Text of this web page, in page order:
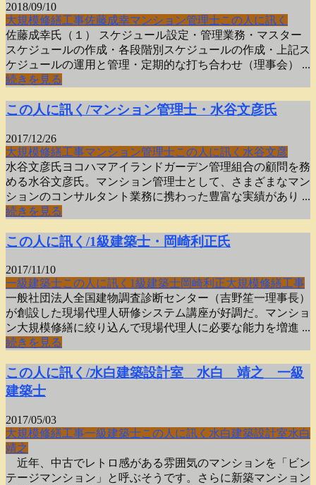
2018/09/10
大規模修繕工事佐藤成幸マンション管理士この人に訊く
佐藤成幸氏（１） スケジュール設定・管理業務・マスター
スケジュールの作成・各段階別スケジュールの作成・上記ス
ケジュールの運用と管理・定期的な打ち合わせ（理事会） ...
続きを見る
この人に訊く/マンション管理士・水谷文彦氏
2017/12/26
大規模修繕工事マンション管理士この人に訊く 水谷文彦
水谷文彦氏ヨコハマアイランドガーデン管理組合の顧問を務
める水谷文彦氏。マンション管理士として、さまざまなマン
ションのコンサルタント業務に携わった豊富な実績があり ...
続きを見る
この人に訊く/1級建築士・岡崎利正氏
2017/11/10
一級建築士この人に訊く 1級建築士岡崎利正大規模修繕工事
一般社団法人全国建物調査診断センター（吉野笙一理事長）
が創設した現場代理人研修システム講座が好調だ。マンショ
ン大規模修繕に絞り込んで現場代理人に必要な能力を増進 ...
続きを見る
この人に訊く/水白建築設計室 水白 靖之 一級
建築士
2017/05/03
大規模修繕工事一級建築士この人に訊く 水白建築設計室水白
靖之
近年、中古でレトロ感がある雰囲気のマンションを「ビン
テージマンション」と呼ぶそうです。さらに新築マンション